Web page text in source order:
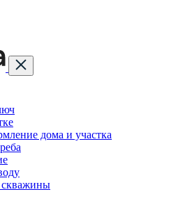
дома и участка
скважины